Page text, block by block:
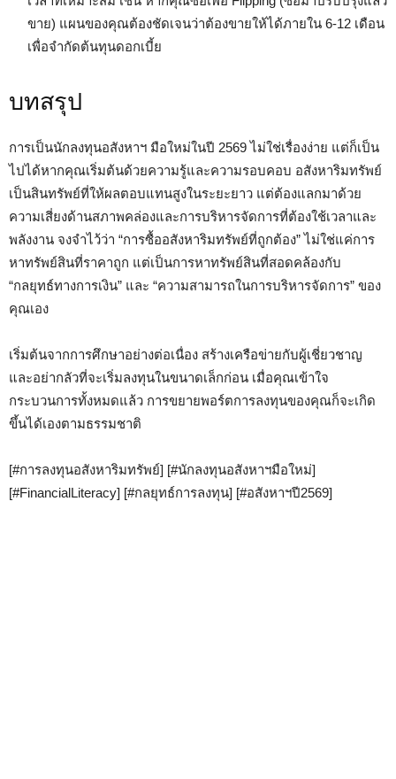
ขาย) แผนของคุณต้องชัดเจนว่าต้องขายให้ได้ภายใน 6-12 เดือน
เพื่อจำกัดต้นทุนดอกเบี้ย
บทสรุป
การเป็นนักลงทุนอสังหาฯ มือใหม่ในปี 2569 ไม่ใช่เรื่องง่าย แต่ก็เป็น
ไปได้หากคุณเริ่มต้นด้วยความรู้และความรอบคอบ อสังหาริมทรัพย์
เป็นสินทรัพย์ที่ให้ผลตอบแทนสูงในระยะยาว แต่ต้องแลกมาด้วย
ความเสี่ยงด้านสภาพคล่องและการบริหารจัดการที่ต้องใช้เวลาและ
พลังงาน จงจำไว้ว่า “การซื้ออสังหาริมทรัพย์ที่ถูกต้อง” ไม่ใช่แค่การ
หาทรัพย์สินที่ราคาถูก แต่เป็นการหาทรัพย์สินที่สอดคล้องกับ
“กลยุทธ์ทางการเงิน” และ “ความสามารถในการบริหารจัดการ” ของ
คุณเอง
เริ่มต้นจากการศึกษาอย่างต่อเนื่อง สร้างเครือข่ายกับผู้เชี่ยวชาญ
และอย่ากลัวที่จะเริ่มลงทุนในขนาดเล็กก่อน เมื่อคุณเข้าใจ
กระบวนการทั้งหมดแล้ว การขยายพอร์ตการลงทุนของคุณก็จะเกิด
ขึ้นได้เองตามธรรมชาติ
[#การลงทุนอสังหาริมทรัพย์] [#นักลงทุนอสังหาฯมือใหม่]
[#FinancialLiteracy] [#กลยุทธ์การลงทุน] [#อสังหาฯปี2569]